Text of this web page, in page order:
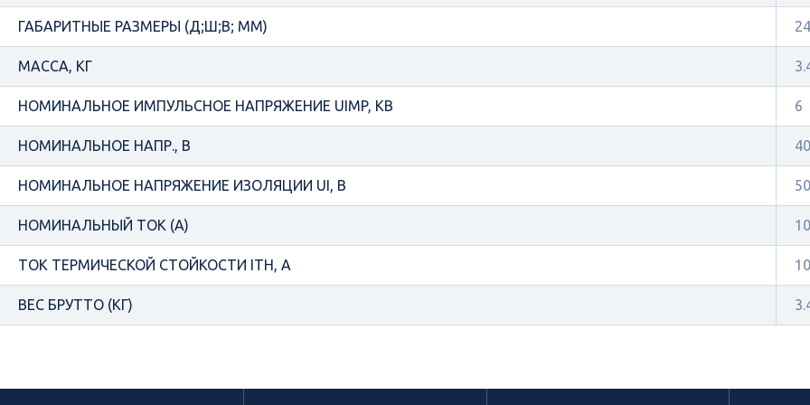
ГАБАРИТНЫЕ РАЗМЕРЫ (Д;Ш;В; ММ)
МАССА, КГ
НОМИНАЛЬНОЕ ИМПУЛЬСНОЕ НАПРЯЖЕНИЕ UIMP, КВ 6
НОМИНАЛЬНОЕ НАПР., В
НОМИНАЛЬНОЕ НАПРЯЖЕНИЕ ИЗОЛЯЦИИ UI, В
НОМИНАЛЬНЫЙ ТОК (А)
ТОК ТЕРМИЧЕСКОЙ СТОЙКОСТИ ITH, A
ВЕС БРУТТО (КГ)